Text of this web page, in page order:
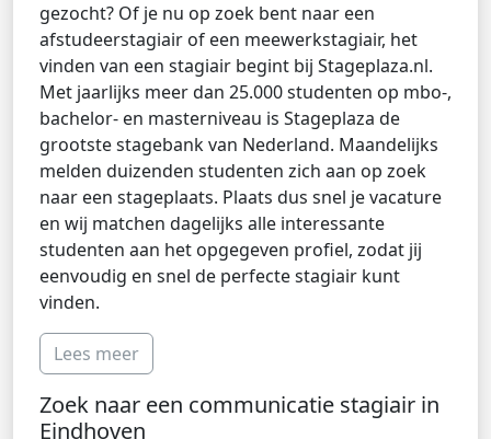
gezocht? Of je nu op zoek bent naar een
afstudeerstagiair of een meewerkstagiair, het
vinden van een stagiair begint bij Stageplaza.nl.
Met jaarlijks meer dan 25.000 studenten op mbo-,
bachelor- en masterniveau is Stageplaza de
grootste stagebank van Nederland. Maandelijks
melden duizenden studenten zich aan op zoek
naar een stageplaats. Plaats dus snel je vacature
en wij matchen dagelijks alle interessante
studenten aan het opgegeven profiel, zodat jij
eenvoudig en snel de perfecte stagiair kunt
vinden.
Lees meer
Zoek naar een communicatie stagiair in
Eindhoven